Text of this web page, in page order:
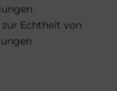
Echtheit von